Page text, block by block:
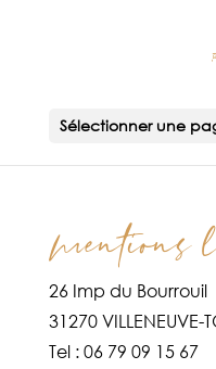
Sélectionner une
Mentions
26 Imp du Bourrouil
31270 VILLENEUVE-
Tel : 06 79 09 15 67